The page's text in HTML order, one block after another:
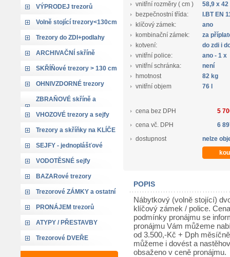
VÝPRODEJ trezorů
Volně stojící trezory<130cm
Trezory do ZDI+podlahy
ARCHIVAČNÍ skříně
SKŘÍŇové trezory > 130 cm
OHNIVZDORNÉ trezory
ZBRAŇOVÉ skříně a
trezory
VHOZOVÉ trezory a sejfy
Trezory a skříňky na KLÍČE
SEJFY - jednoplášťové
VODOTĚSNÉ sejfy
BAZARové trezory
Trezorové ZÁMKY a ostatní
PRONÁJEM trezorů
ATYPY / PŘESTAVBY
Trezorové DVEŘE
vnitřní rozměry ( cm )
58,9 x 42
bezpečnostní třída:
I.BT EN
klíčový zámek:
ano
kombinační zámek:
za
kotvení:
do zdi i
vnitřní police:
ano - 1 x
vnitřní schránka:
není
hmotnost
82 kg
vnitřní objem
76 l
cena bez DPH
5
cena vč. DPH
6
dostupnost
nelze
POPIS
Nábytkový (volně stojící)
klíčový zámek / police.
podmínky pronájmu se
pronájmu Vám můžeme
od 3.500,-Kč + Dph
můžeme i dovést a
obsaženo v ceně pronájmu.